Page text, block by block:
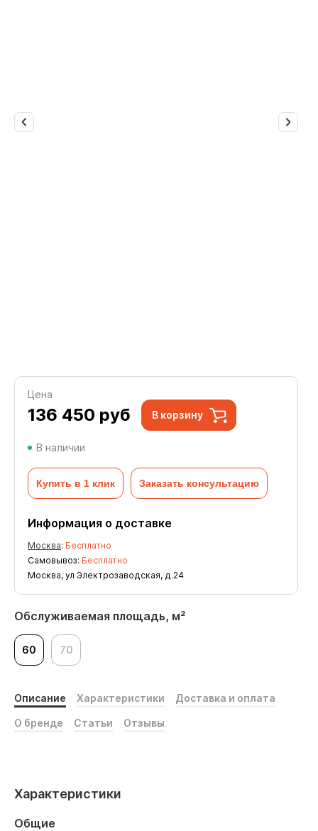
Обслуживаемая площадь, м²
60 70
Цена
136 450 руб В корзину
В наличии
Купить в 1 клик Заказать консультацию
Информация о доставке
Москва: Бесплатно
Самовывоз: Бесплатно
Москва, ул Электрозаводская, д.24
Описание Характеристики Доставка и оплата
О бренде Статьи Отзывы
Характеристики
Общие